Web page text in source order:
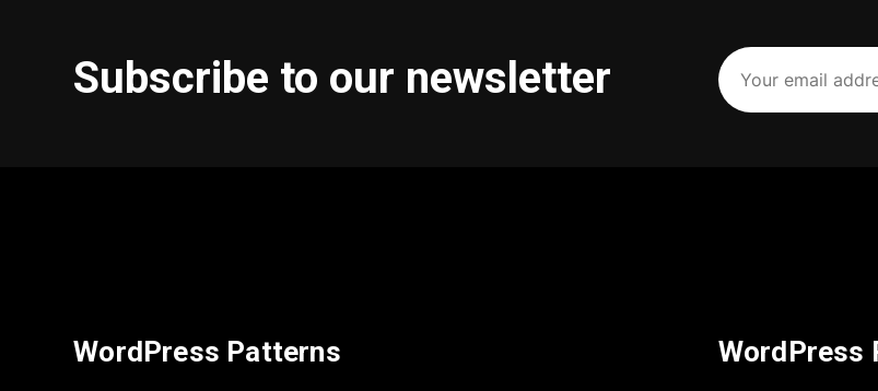
Subscribe to our newsletter
Your
email
address
(Required)
WordPress Patterns WordPress